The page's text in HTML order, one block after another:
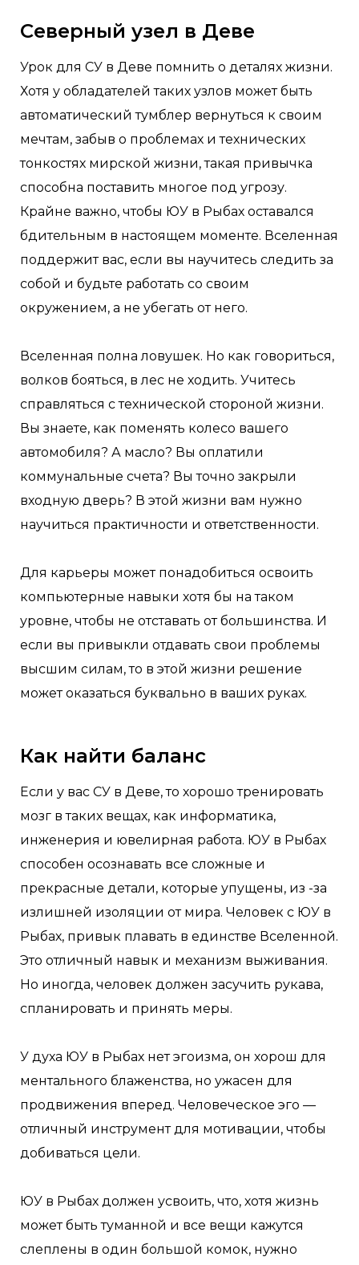
Северный узел в Деве
Урок для СУ в Деве помнить о деталях жизни.
Хотя у обладателей таких узлов может быть
автоматический тумблер вернуться к своим
мечтам, забыв о проблемах и технических
тонкостях мирской жизни, такая привычка
способна поставить многое под угрозу.
Крайне важно, чтобы ЮУ в Рыбах оставался
бдительным в настоящем моменте. Вселенная
поддержит вас, если вы научитесь следить за
собой и будьте работать со своим
окружением, а не убегать от него.
Вселенная полна ловушек. Но как говориться,
волков бояться, в лес не ходить. Учитесь
справляться с технической стороной жизни.
Вы знаете, как поменять колесо вашего
автомобиля? А масло? Вы оплатили
коммунальные счета? Вы точно закрыли
входную дверь? В этой жизни вам нужно
научиться практичности и ответственности.
Для карьеры может понадобиться освоить
компьютерные навыки хотя бы на таком
уровне, чтобы не отставать от большинства. И
если вы привыкли отдавать свои проблемы
высшим силам, то в этой жизни решение
может оказаться буквально в ваших руках.
Как найти баланс
Если у вас СУ в Деве, то хорошо тренировать
мозг в таких вещах, как информатика,
инженерия и ювелирная работа. ЮУ в Рыбах
способен осознавать все сложные и
прекрасные детали, которые упущены, из -за
излишней изоляции от мира. Человек с ЮУ в
Рыбах, привык плавать в единстве Вселенной.
Это отличный навык и механизм выживания.
Но иногда, человек должен засучить рукава,
спланировать и принять меры.
У духа ЮУ в Рыбах нет эгоизма, он хорош для
ментального блаженства, но ужасен для
продвижения вперед. Человеческое эго —
отличный инструмент для мотивации, чтобы
добиваться цели.
ЮУ в Рыбах должен усвоить, что, хотя жизнь
может быть туманной и все вещи кажутся
слеплены в один большой комок, нужно